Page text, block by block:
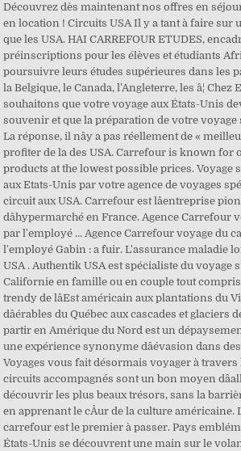
Découvrez dès maintenant nos offres en
en location ! Circuits USA Il y a tant à faire sur
que les USA. HAI CARREFOUR ETUDES,
préinscriptions pour les élèves et étudiants
poursuivre leurs études supérieures dans les
la Belgique, le Canada, l'Angleterre, les â¦ Chez
souhaitons que votre voyage aux États-Unis
souvenir et que la préparation de votre voyage
La réponse, il nây a pas réellement de «
profiter de la des USA. Carrefour is known for
products at the lowest possible prices. Voyage
aux Etats-Unis par votre agence de voyages
circuit aux USA. Carrefour est lâentreprise
dâhypermarché en France. Agence Carrefour
par l'employé ... Agence Carrefour voyage du
l'employé Gabin : a fuir. L'assurance maladie
USA . Authentik USA est spécialiste du voyage
Californie en famille ou en couple tout
trendy de lâEst américain aux plantations du
dâérables du Québec aux cascades et glaciers
partir en Amérique du Nord est un
une expérience synonyme dâévasion dans
Voyages vous fait désormais voyager à
circuits accompagnés sont un bon moyen
découvrir les plus beaux trésors, sans la
en apprenant le cÅur de la culture
carrefour est le premier à passer. Pays
États-Unis se découvrent une main sur le